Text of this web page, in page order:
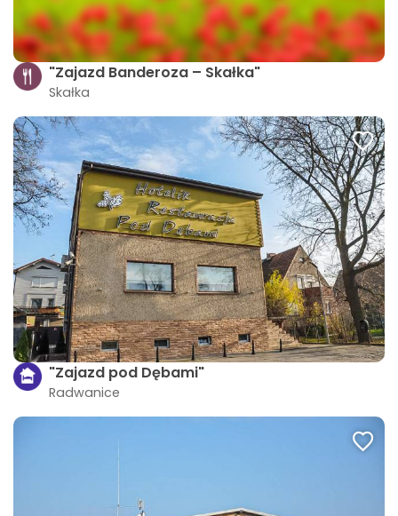
"Zajazd Banderoza – Skałka"
Skałka
"Zajazd pod Dębami"
Radwanice